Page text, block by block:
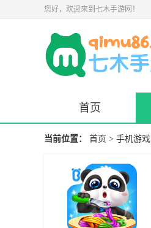
您好，欢迎来到七木手游网！
首页
当前位置： 首页 > 手机游戏